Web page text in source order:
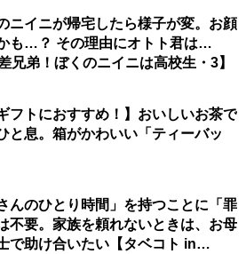
ニイニが帰宅したら様子が変。お顔
も…？ その理由にオトト君は…
兄弟！ぼくのニイニは高校生・3】
フトにおすすめ！】おいしいお茶で
と息。箱がかわいい「ティーバッ
んのひとり時間」を持つことに「罪
不要。家族を頼れないときは、お母
で助け合いたい【タベコト in